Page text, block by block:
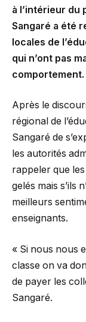
à l’intérieur du
Sangaré a été
locales de
qui n’ont pas
comportement.
Après le
régional de
Sangaré de
les autorités
rappeler que les
gelés mais s’ils
meilleurs
enseignants.
« Si nous nous
classe on va
de payer les
Sangaré.